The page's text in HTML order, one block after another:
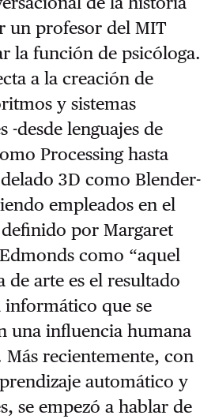
un profesor del MIT
la función de psicóloga.
a la creación de
y sistemas
-desde lenguajes de
Processing hasta
3D como Blender-
empleados en el
por Margaret
como “aquel
de arte es el resultado
que se
una influencia humana
recientemente, con
automático y
se empezó a hablar de